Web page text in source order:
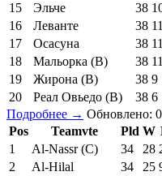
15
Эльче 38
16
Леванте 38 11
17
Осасуна 38 11
18
Мальорка (В) 38 11
19
Жирона (В) 38 9
20
Реал Овьедо (В) 38 6
Подробнее → Обновлено:
Pos
Teamvte Pld W
1
Al-Nassr (C) 34 28
2
Al-Hilal 34 25